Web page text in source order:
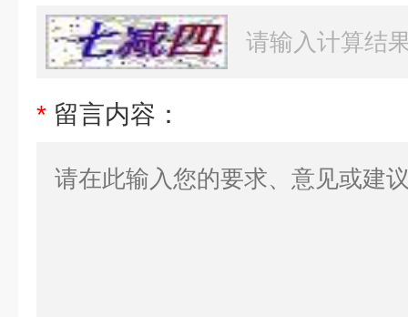
* 留言内容：